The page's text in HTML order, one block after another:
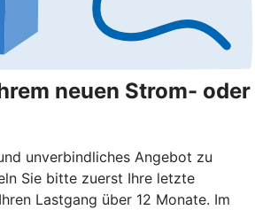
neuen Strom- oder
unverbindliches Angebot zu
Sie bitte zuerst Ihre letzte
Lastgang über 12 Monate. Im